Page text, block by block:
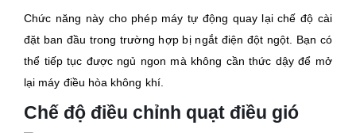
Chức năng này cho phép máy tự động quay lại chế độ cài
đặt ban đầu trong trường hợp bị ngắt điện đột ngột. Bạn có
thể tiếp tục được ngủ ngon mà không cần thức dậy để mở
lại máy điều hòa không khí.
Chế độ điều chỉnh quạt điều gió